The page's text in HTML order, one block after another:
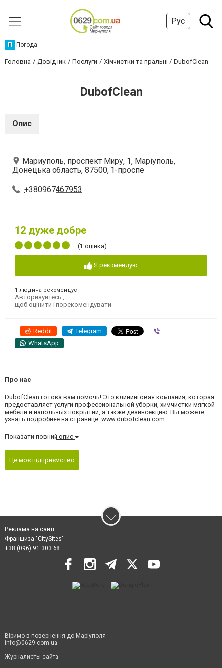
Рус
П Погода
Головна Довідник Послуги Хімчистки та пральні DubofClean
DubofClean
Опис
Мариуполь, проспект Миру, 1, Маріуполь,
Донецька область, 87500, 1-проспе
+380967467953
12 дуже добре
(1 оцінка)
Я рекомендую
1 людина рекомендує
Авторизуйтесь
щоб оцінити і порекомендувати
Reddit Telegram
WhatsApp
Про нас
DubofClean готова вам помочь! Это клининговая компания, которая
предоставляет услуги профессиональной уборки, химчистки мягкой
мебели и напольных покрытий, а также дезинсекцию. Вы можете
узнать подробнее на странице: www.dubofclean.com
Показати повний опис
Це моє підприємство
Реклама на сайті
Франшиза "CitySites"
+38 (096) 91 303 68
Віримо в повернення до Маріуполя
info@0629.com.ua
Журналисты сайта